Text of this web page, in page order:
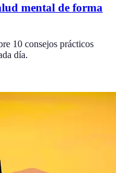
mental de forma
10 consejos prácticos
día.